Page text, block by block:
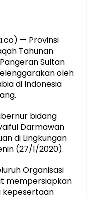
Lampung
— Provinsi
Tahunan
Sultan
oleh
di Indonesia
bidang
Darmawan
di Lingkungan
(27/1/2020).
Organisasi
mempersiapkan
kepesertaan